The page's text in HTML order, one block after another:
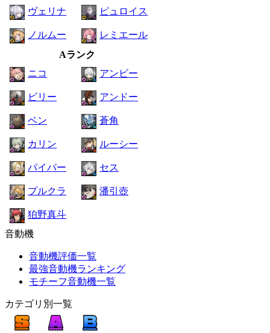
ヴェリナ ピュロイス
ノルムー
レミエール
Aランク
ニコ
アンビー
ビリー アンドー
ベン 蒼角
カリン ルーシー
パイパー セス
プルクラ 潘引壺
狛野真斗
音動機
音動機評価一覧
最強音動機ランキング
モチーフ音動機一覧
カテゴリ別一覧